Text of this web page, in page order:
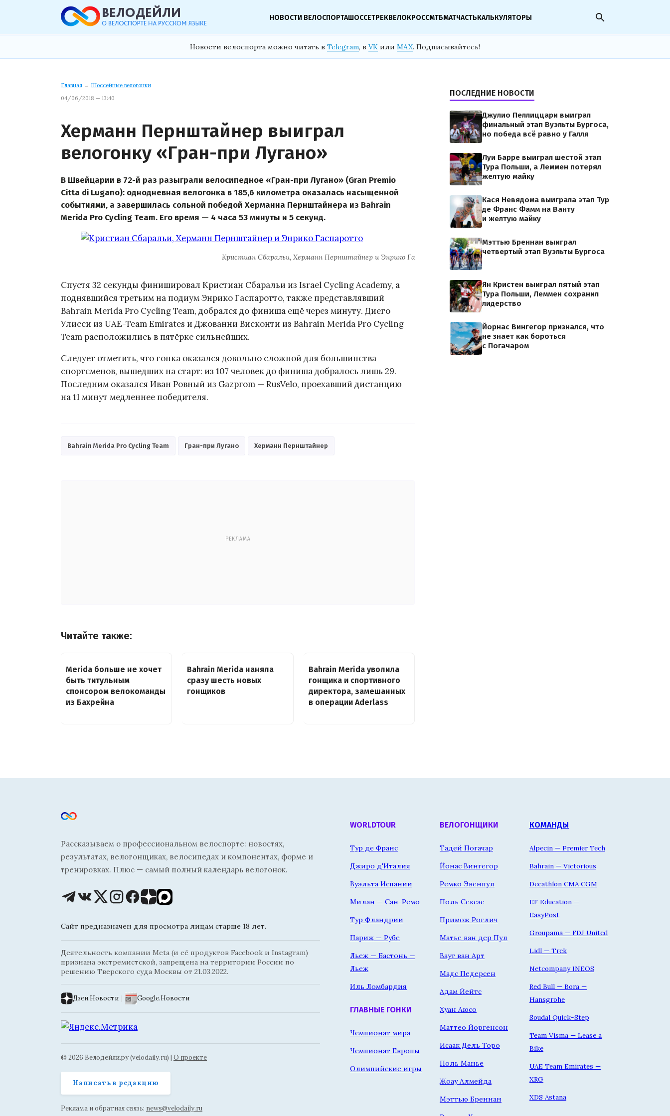
НОВОСТИ ВЕЛОСПОРТАШОССЕТРЕКВЕЛОКРОССМТБМАТЧАСТЬКАЛЬКУЛЯТОРЫ search
Новости велоспорта можно читать в Telegram, в VK или MAX. Подписывайтесь!
Главная → Шоссейные велогонки
04/06/2018 — 13:40
Херманн Пернштайнер выиграл
велогонку «Гран-при Лугано»
В Швейцарии в 72-й раз разыграли велосипедное «Гран-при Лугано» (Gran Premio
Citta di Lugano): однодневная велогонка в 185,6 километра оказалась насыщенной
событиями, а завершилась сольной победой Херманна Пернштайнера из Bahrain
Merida Pro Cycling Team. Его время — 4 часа 53 минуты и 5 секунд.
Кристиан Сбаральи, Херманн Пернштайнер и Энрико Гаспаротто
Спустя 32 секунды финишировал Кристиан Сбаральи из Israel Cycling Academy, а
поднявшийся третьим на подиум Энрико Гаспаротто, также представлявший
Bahrain Merida Pro Cycling Team, добрался до финиша ещё через минуту. Диего
Улисси из UAE-Team Emirates и Джованни Висконти из Bahrain Merida Pro Cycling
Team расположились в пятёрке сильнейших.
Следует отметить, что гонка оказался довольно сложной для большинства
спортсменов, вышедших на старт: из 107 человек до финиша добралось лишь 29.
Последним оказался Иван Ровный из Gazprom — RusVelo, проехавший дистанцию
на 11 минут медленнее победителя.
Bahrain Merida Pro Cycling Team Гран-при Лугано Херманн Пернштайнер
РЕКЛАМА
Читайте также:
Merida больше не хочет
быть титульным
спонсором велокоманды
из Бахрейна
Bahrain Merida наняла
сразу шесть новых
гонщиков
Bahrain Merida уволила
гонщика и спортивного
директора, замешанных
в операции Aderlass
ПОСЛЕДНИЕ НОВОСТИ
Джулио Пеллиццари выиграл
финальный этап Вуэльты Бургоса,
но победа всё равно у Галля
Луи Барре выиграл шестой этап
Тура Польши, а Леммен потерял
желтую майку
Кася Невядома выиграла этап Тур
де Франс Фамм на Ванту
и желтую майку
Мэттью Бреннан выиграл
четвертый этап Вуэльты Бургоса
Ян Кристен выиграл пятый этап
Тура Польши, Леммен сохранил
лидерство
Йорнас Вингегор признался, что
не знает как бороться
с Погачаром
Рассказываем о профессиональном велоспорте: новостях,
результатах, велогонщиках, велосипедах и компонентах, форме и
тренировках. Плюс — самый полный календарь велогонок.
Сайт предназначен для просмотра лицам старше 18 лет.
Деятельность компании Meta (и её продуктов Facebook и Instagram)
признана экстремистской, запрещена на территории России по
решению Тверского суда Москвы от 21.03.2022.
Дзен.Новости | Google.Новости
© 2026 Велодейли.ру (velodaily.ru) | О проекте
Написать в редакцию
Реклама и обратная связь: news@velodaily.ru
WORLDTOUR
Тур де Франс
Джиро д'Италия
Вуэльта Испании
Милан — Сан-Ремо
Тур Фландрии
Париж — Рубе
Льеж — Бастонь —
Льеж
Иль Ломбардия
ГЛАВНЫЕ ГОНКИ
Чемпионат мира
Чемпионат Европы
Олимпийские игры
ВЕЛОГОНЩИКИ
Тадей Погачар
Йонас Вингегор
Ремко Эвенпул
Поль Сексас
Примож Роглич
Матье ван дер Пул
Ваут ван Арт
Мадс Педерсен
Адам Йейтс
Хуан Аюсо
Маттео Йоргенсон
Исаак Дель Торо
Поль Манье
Жоау Алмейда
Мэттью Бреннан
КОМАНДЫ
Alpecin — Premier Tech
Bahrain — Victorious
Decathlon CMA CGM
EF Education —
EasyPost
Groupama — FDJ United
Lidl — Trek
Netcompany INEOS
Red Bull — Bora —
Hansgrohe
Soudal Quick-Step
Team Visma — Lease a
Bike
UAE Team Emirates —
XRG
XDS Astana